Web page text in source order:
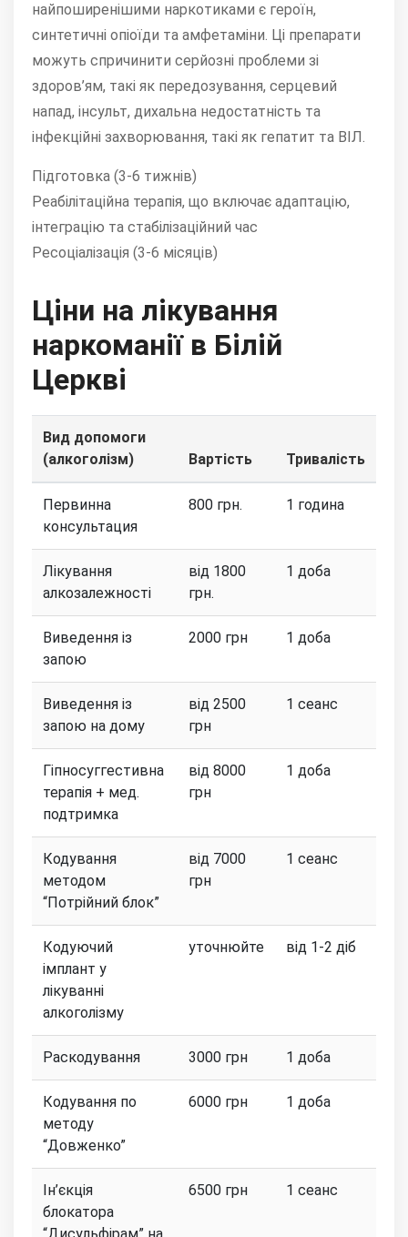
найпоширенішими наркотиками є героїн,
синтетичні опіоїди та амфетаміни. Ці препарати
можуть спричинити серйозні проблеми зі
здоров’ям, такі як передозування, серцевий
напад, інсульт, дихальна недостатність та
інфекційні захворювання, такі як гепатит та ВІЛ.
Підготовка (3-6 тижнів)
Реабілітаційна терапія, що включає адаптацію,
інтеграцію та стабілізаційний час
Ресоціалізація (3-6 місяців)
Ціни на лікування
наркоманії в Білій
Церкві
Вид допомоги
(алкоголізм)
Вартість Тривалість
Первинна
консультация
800 грн. 1 година
Лікування
алкозалежності
від 1800
грн.
1 доба
Виведення із
запою
2000 грн 1 доба
Виведення із
запою на дому
від 2500
грн
1 сеанс
Гіпносуггестивна
терапія + мед.
подтримка
від 8000
грн
1 доба
Кодування
методом
“Потрійний блок”
від 7000
грн
1 сеанс
Кодуючий
імплант у
лікуванні
алкоголізму
уточнюйте від 1-2 діб
Раскодування 3000 грн 1 доба
Кодування по
методу
“Довженко”
6000 грн 1 доба
Ін’єкція
блокатора
6500 грн 1 сеанс